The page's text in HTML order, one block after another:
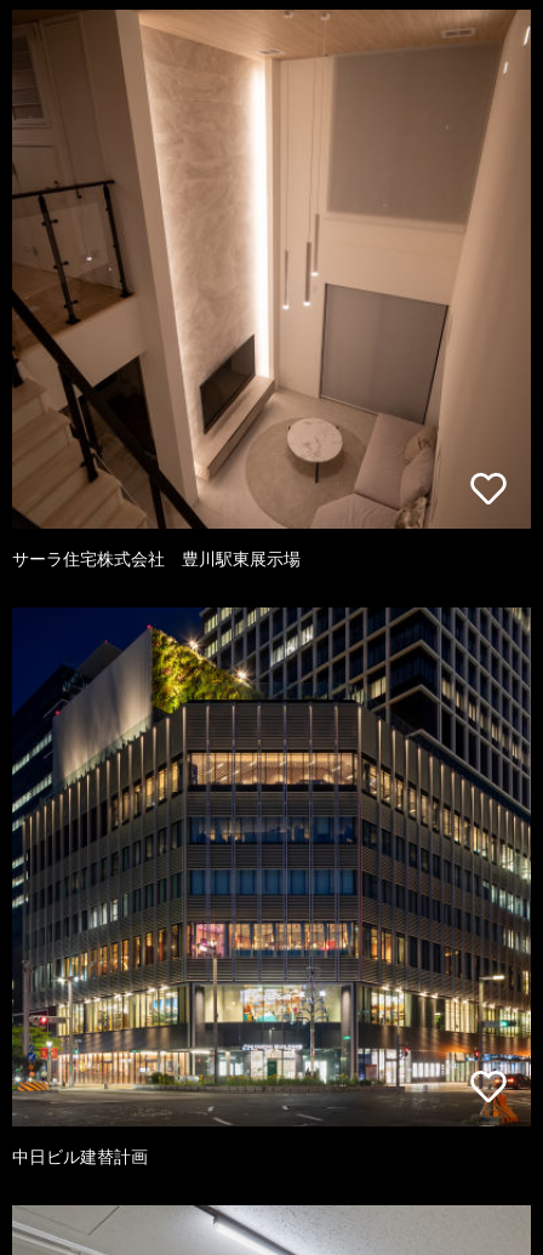
サーラ住宅株式会社 豊川駅東展示場
中日ビル建替計画